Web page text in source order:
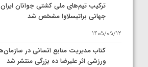
ترکیب تیم‌های ملی کشتی جوانان ایران
جهانی براتیسلاوا مشخص شد
1405/05/12
کتاب مدیریت منابع انسانی در
ورزشی اثر علیرضا ده بزرگی منتشر شد